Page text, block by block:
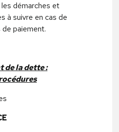
démarches et
à suivre en cas de
paiement.
de la dette :